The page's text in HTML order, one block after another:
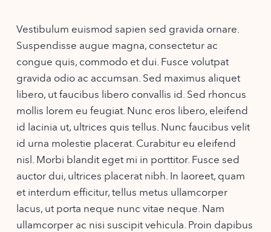
Vestibulum euismod sapien sed gravida ornare.
Suspendisse augue magna, consectetur ac
congue quis, commodo et dui. Fusce volutpat
gravida odio ac accumsan. Sed maximus aliquet
libero, ut faucibus libero convallis id. Sed rhoncus
mollis lorem eu feugiat. Nunc eros libero, eleifend
id lacinia ut, ultrices quis tellus. Nunc faucibus velit
id urna molestie placerat. Curabitur eu eleifend
nisl. Morbi blandit eget mi in porttitor. Fusce sed
auctor dui, ultrices placerat nibh. In laoreet, quam
et interdum efficitur, tellus metus ullamcorper
lacus, ut porta neque nunc vitae neque. Nam
ullamcorper ac nisi suscipit vehicula. Proin dapibus